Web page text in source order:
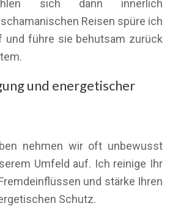
sich dann innerlich
Reisen spüre ich
und führe sie behutsam zurück
und energetischer
nehmen wir oft unbewusst
Umfeld auf. Ich reinige Ihr
und stärke Ihren
Schutz.